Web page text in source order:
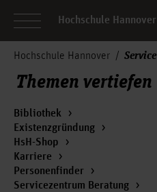
Hochschule Hannover
Hochschule Hannover Service
Themen vertiefen
Bibliothek
Existenzgründung
HsH-Shop
Karriere
Personenfinder
Servicezentrum Beratung